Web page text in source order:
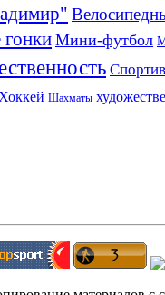
Мини-футбол
Шахматы